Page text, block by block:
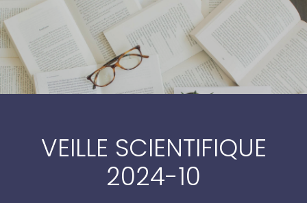
VEILLE SCIENTIFIQUE
2024-10